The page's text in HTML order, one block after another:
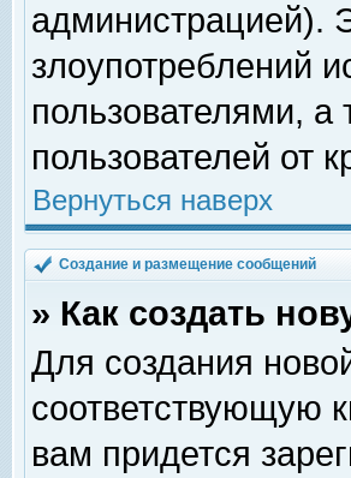
администрацией).
злоупотреблений
пользователями,
пользователей от
Вернуться наверх
Создание и размещение сообщений
» Как создать
Для создания
соответствующую
вам придется